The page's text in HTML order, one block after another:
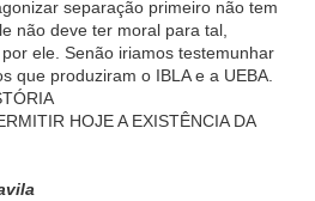
separação primeiro não tem
não deve ter moral para tal,
ele. Senão iriamos testemunhar
que produziram o IBLA e a UEBA.
HOJE A EXISTÊNCIA DA